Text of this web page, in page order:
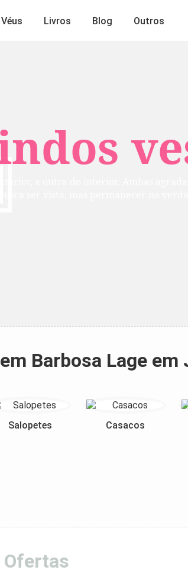
Véus Livros Blog Outros
Barbosa Lage em
Salopetes Casacos
Ofertas